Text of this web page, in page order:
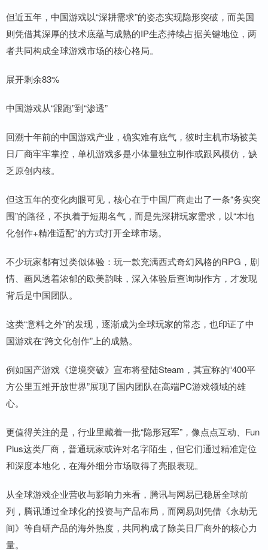
但近五年，中国游戏以“深耕需求”的姿态实现隐形突破，而美国
则凭借其深厚的技术底蕴与成熟的IP生态持续占据关键地位，两
者共同构成全球游戏市场的核心格局。
展开剩余83%
中国游戏从“跟跑”到“渗透”
回溯十年前的中国游戏产业，确实难有底气，彼时主机市场被美
日厂商牢牢掌控，单机游戏多是小体量独立制作或跟风模仿，缺
乏原创内核。
但这五年的变化肉眼可见，核心在于中国厂商走出了一条“务实突
围”的路径，不执着于短期名气，而是先深耕玩家需求，以“本地
化创作+精准适配”的方式打开全球市场。
不少玩家都有过类似体验：玩一款充满西式奇幻风格的RPG，剧
情、画风透着浓郁的欧美韵味，深入体验后查询制作方，才发现
背后是中国团队。
这类“意料之外”的发现，逐渐成为全球玩家的常态，也印证了中
国游戏在“跨文化创作”上的成熟。
例如国产游戏《逆境突破》宣布将登陆Steam，其宣称的“400平
方公里五维开放世界”展现了国内团队在高端PC游戏领域的雄
心。
更值得关注的是，行业里藏着一批“隐形冠军”，像点点互动、Fun
Plus这类厂商，普通玩家或许对名字陌生，但它们通过精准定位
和深度本地化，在海外细分市场取得了亮眼表现。
从全球游戏企业营收与影响力来看，腾讯与网易已稳居全球前
列，腾讯通过全球化的投资与产品布局，而网易则凭借《永劫无
间》等自研产品的海外热度，共同构成了除美日厂商外的核心力
量。